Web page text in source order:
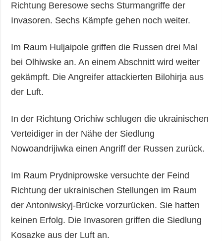
Richtung Beresowe sechs Sturmangriffe der
Invasoren. Sechs Kämpfe gehen noch weiter.
Im Raum Huljaipole griffen die Russen drei Mal
bei Olhiwske an. An einem Abschnitt wird weiter
gekämpft. Die Angreifer attackierten Bilohirja aus
der Luft.
In der Richtung Orichiw schlugen die ukrainischen
Verteidiger in der Nähe der Siedlung
Nowoandrijiwka einen Angriff der Russen zurück.
Im Raum Prydniprowske versuchte der Feind
Richtung der ukrainischen Stellungen im Raum
der Antoniwskyj-Brücke vorzurücken. Sie hatten
keinen Erfolg. Die Invasoren griffen die Siedlung
Kosazke aus der Luft an.